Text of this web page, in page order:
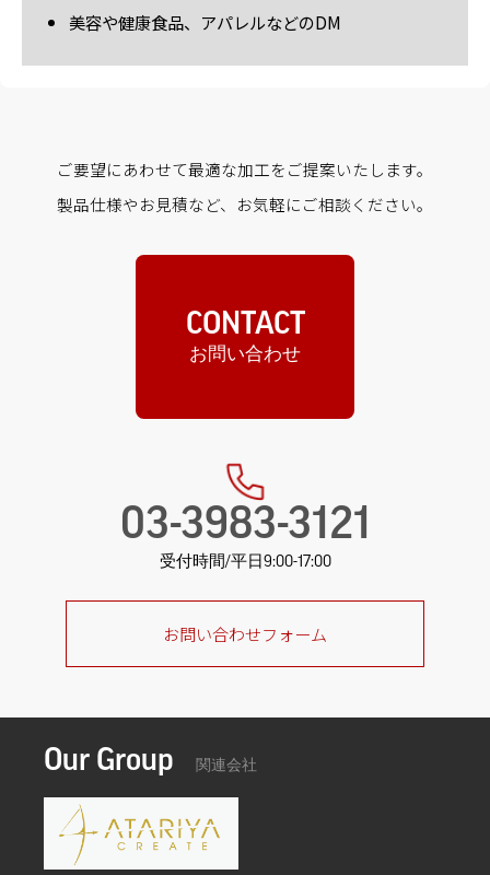
美容や健康食品、アパレルなどのDM
ご要望にあわせて最適な加工をご提案いたします。
製品仕様やお見積など、お気軽にご相談ください。
CONTACT
お問い合わせ
03-3983-3121
受付時間/平日9:00-17:00
お問い合わせフォーム
Our Group 関連会社